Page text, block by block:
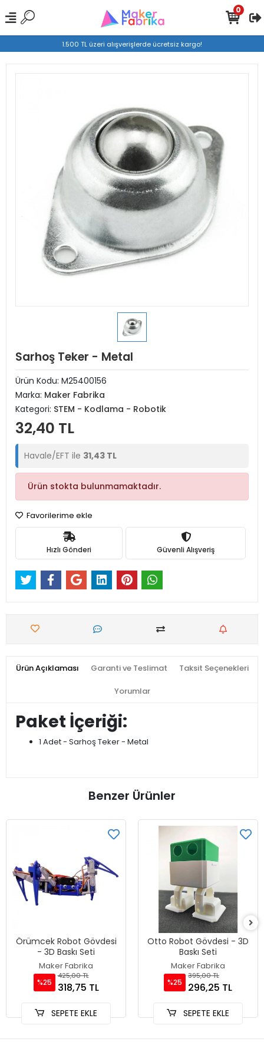
1.500 TL üzeri alışverişlerde ücretsiz kargo!
0
Sarhoş Teker - Metal
Ürün Kodu: M25400156
Marka: Maker Fabrika
Kategori: STEM - Kodlama - Robotik
32,40 TL
Havale/EFT ile 31,43 TL
Ürün stokta bulunmamaktadır.
Favorilerime ekle
Hızlı Gönderi Güvenli Alışveriş
Ürün Açıklaması Garanti ve Teslimat Taksit Seçenekleri
Yorumlar
Paket İçeriği:
1 Adet - Sarhoş Teker - Metal
Benzer Ürünler
Örümcek Robot Gövdesi
- 3D Baskı Seti
Maker Fabrika
%25
425,00 TL
318,75 TL
SEPETE EKLE
Otto Robot Gövdesi - 3D
Baskı Seti
Maker Fabrika
%25
395,00 TL
296,25 TL
SEPETE EKLE